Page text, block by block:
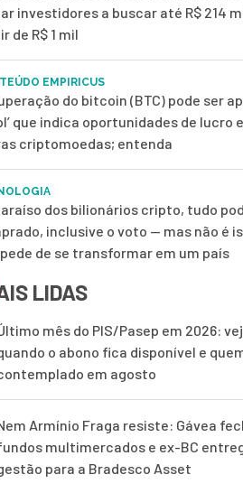
investidores a buscar até R$ 214
de R$ 1 mil
EMPIRICUS
do bitcoin (BTC) pode ser
que indica oportunidades de lucro
criptomoedas; entenda
dos bilionários cripto, tudo
inclusive o voto — mas não é
de se transformar em um país
LIDAS
mês do PIS/Pasep em 2026:
o abono fica disponível e
em agosto
Armínio Fraga resiste: Gávea
multimercados e ex-BC
para a Bradesco Asset